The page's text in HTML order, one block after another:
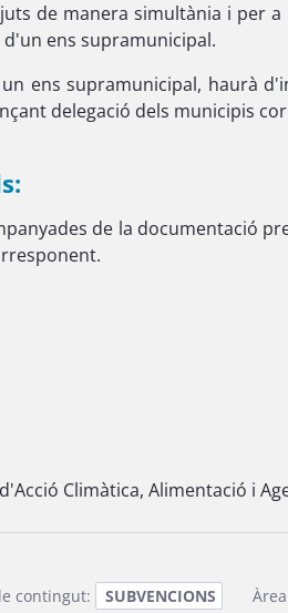
de manera simultània i per a
ens supramunicipal.
ens supramunicipal, haurà
delegació dels municipis
de la documentació
Climàtica, Alimentació i
contingut: SUBVENCIONS